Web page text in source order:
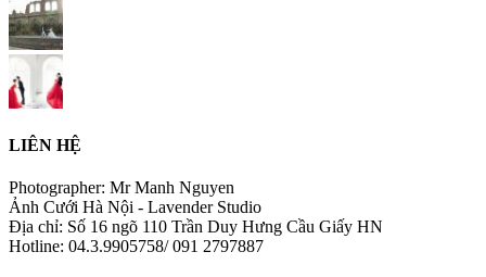
LIÊN HỆ
Photographer: Mr Manh Nguyen
Ảnh Cưới Hà Nội - Lavender Studio
Địa chỉ: Số 16 ngõ 110 Trần Duy Hưng Cầu Giấy HN
Hotline: 04.3.9905758/ 091 2797887